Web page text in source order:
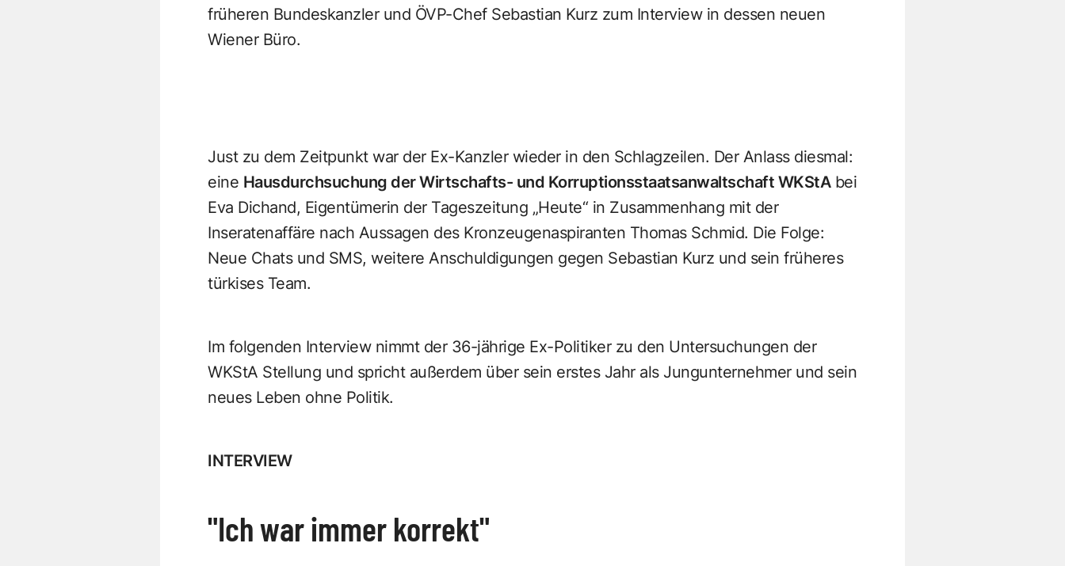
früheren Bundeskanzler und ÖVP-Chef Sebastian Kurz zum Interview in dessen neuen
Wiener Büro.
Just zu dem Zeitpunkt war der Ex-Kanzler wieder in den Schlagzeilen. Der Anlass diesmal:
eine Hausdurchsuchung der Wirtschafts- und Korruptionsstaatsanwaltschaft WKStAbei
Eva Dichand, Eigentümerin der Tageszeitung „Heute“ in Zusammenhang mit der
Inseratenaffäre nach Aussagen des Kronzeugenaspiranten Thomas Schmid. Die Folge:
Neue Chats und SMS, weitere Anschuldigungen gegen Sebastian Kurz und sein früheres
türkises Team.
Im folgenden Interview nimmt der 36-jährige Ex-Politiker zu den Untersuchungen der
WKStA Stellung und spricht außerdem über sein erstes Jahr als Jungunternehmer und sein
neues Leben ohne Politik.
INTERVIEW
"Ich war immer korrekt"